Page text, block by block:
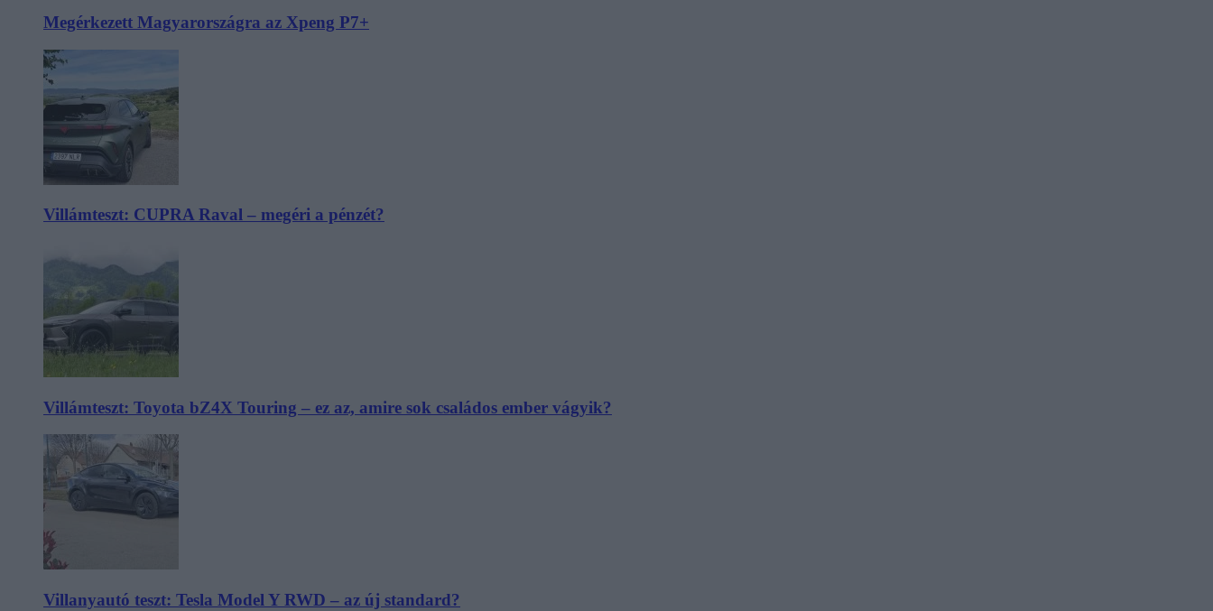
Megérkezett Magyarországra az Xpeng P7+
Villámteszt: CUPRA Raval – megéri a pénzét?
Villámteszt: Toyota bZ4X Touring – ez az, amire sok családos ember vágyik?
Villanyautó teszt: Tesla Model Y RWD – az új standard?